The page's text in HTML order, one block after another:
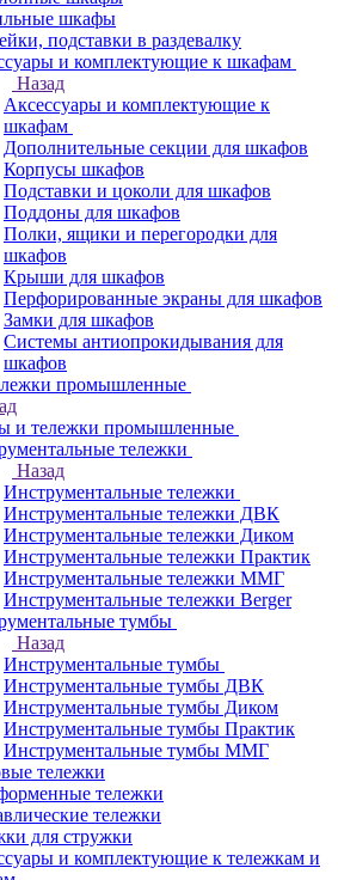
шкафы
подставки в раздевалку
и комплектующие к шкафам
Назад
Аксессуары и комплектующие к
шкафам
Дополнительные секции для шкафов
Корпусы шкафов
Подставки и цоколи для шкафов
Поддоны для шкафов
Полки, ящики и перегородки для
шкафов
Крыши для шкафов
Перфорированные экраны для шкафов
Замки для шкафов
Системы антиопрокидывания для
шкафов
промышленные
и тележки промышленные
тележки
Назад
Инструментальные тележки
Инструментальные тележки ДВК
Инструментальные тележки Диком
Инструментальные тележки Практик
Инструментальные тележки ММГ
Инструментальные тележки Berger
тумбы
Назад
Инструментальные тумбы
Инструментальные тумбы ДВК
Инструментальные тумбы Диком
Инструментальные тумбы Практик
Инструментальные тумбы ММГ
тележки
тележки
тележки
для стружки
и комплектующие к тележкам и